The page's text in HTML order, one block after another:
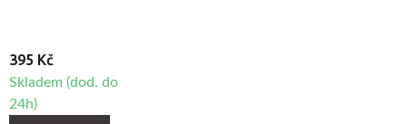
395 Kč
Skladem (dod. do
24h)